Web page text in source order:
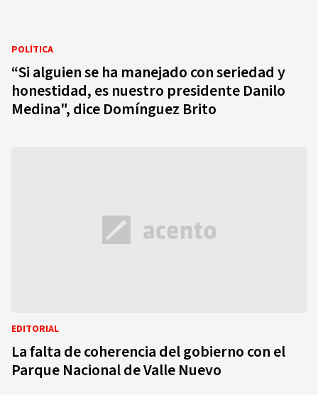
POLÍTICA
“Si alguien se ha manejado con seriedad y
honestidad, es nuestro presidente Danilo
Medina", dice Domínguez Brito
EDITORIAL
La falta de coherencia del gobierno con el
Parque Nacional de Valle Nuevo